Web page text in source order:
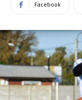
Facebook